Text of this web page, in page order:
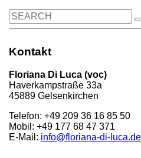
Search
for:
Kontakt
Floriana Di Luca (voc)
Haverkampstraße 33a
45889 Gelsenkirchen
Telefon: +49 209 36 16 85 50
Mobil: +49 177 68 47 371
E-Mail: info@floriana-di-luca.de